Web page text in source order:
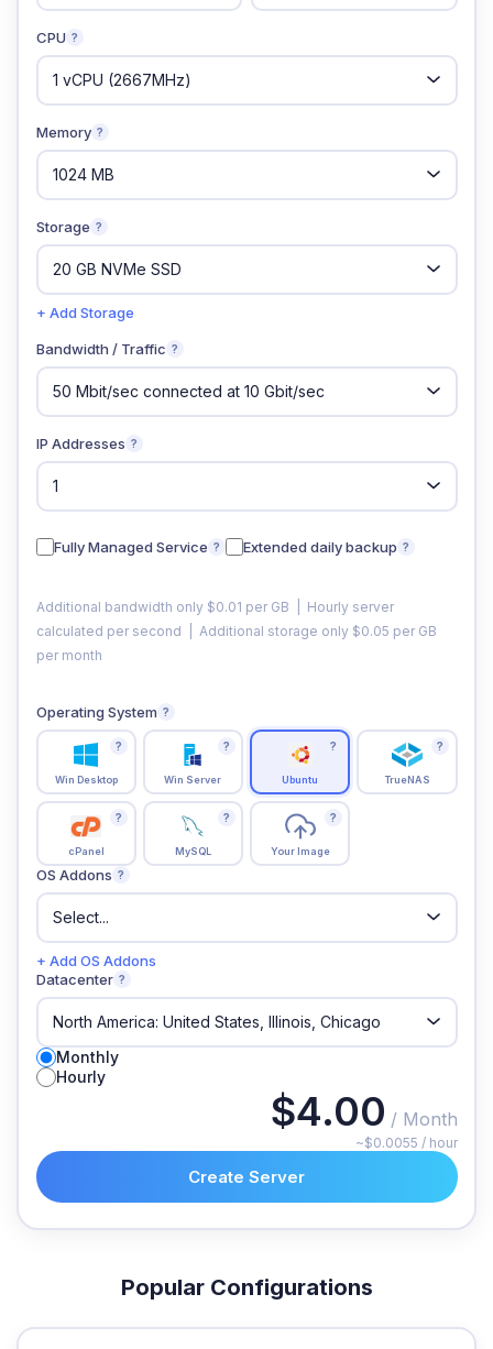
CPU ?
Memory ?
Storage ?
+ Add Storage
Bandwidth / Traffic ?
IP Addresses ?
Fully Managed Service ? Extended daily backup ?
Additional bandwidth only $0.01 per GB | Hourly server
calculated per second | Additional storage only $0.05 per GB
per month
Operating System ?
Win Desktop
?
Win Server
?
Ubuntu
?
TrueNAS
?
cPanel
?
MySQL
?
Your Image
?
OS Addons ?
+ Add OS Addons
Datacenter ?
Monthly
Hourly
$4.00 / Month
~$0.0055 / hour
Create Server
Popular Configurations